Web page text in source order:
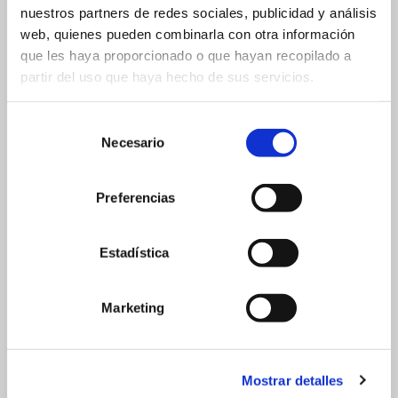
nuestros partners de redes sociales, publicidad y análisis
web, quienes pueden combinarla con otra información
que les haya proporcionado o que hayan recopilado a
partir del uso que haya hecho de sus servicios.
Necesario
Preferencias
Estadística
Marketing
Mostrar detalles
móvil o PC. Sabrás en tiempo real cuánto dinero
hay en caja y si es necesario reponer cambio, sin
necesidad de estar físicamente en el
establecimiento.
Protege tus
beneficios con A4i
Informática